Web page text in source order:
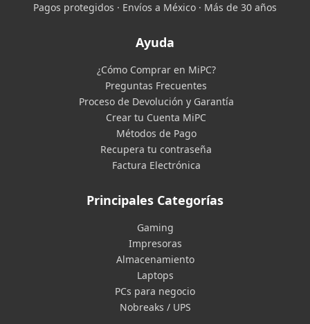
Pagos protegidos · Envíos a México · Más de 30 años
Ayuda
¿Cómo Comprar en MiPC?
Preguntas Frecuentes
Proceso de Devolución y Garantía
Crear tu Cuenta MiPC
Métodos de Pago
Recupera tu contraseña
Factura Electrónica
Principales Categorías
Gaming
Impresoras
Almacenamiento
Laptops
PCs para negocio
Nobreaks / UPS